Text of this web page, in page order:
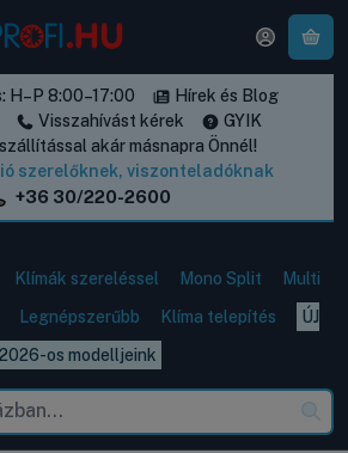
H–P 8:00–17:00
Hírek és Blog
Visszahívást kérek
GYIK
akár másnapra Önnél!
szerelőknek, viszonteladóknak
+36 30/220-2600
Klímák szereléssel Mono Split
Multi
Legnépszerűbb Klíma telepítés
ÚJ
2026-os modelljeink